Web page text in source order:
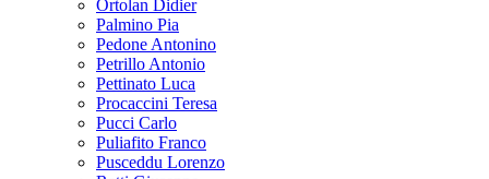
Ortolan Didier
Palmino Pia
Pedone Antonino
Petrillo Antonio
Pettinato Luca
Procaccini Teresa
Pucci Carlo
Puliafito Franco
Pusceddu Lorenzo